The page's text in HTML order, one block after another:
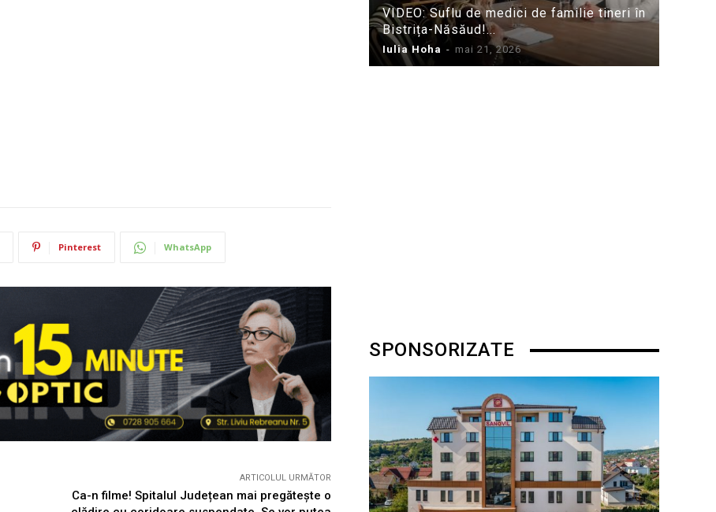
Pinterest WhatsApp
ARTICOLUL URMĂTOR
Ca-n filme! Spitalul Județean mai pregătește o
VIDEO: Suflu de medici de familie tineri în
Bistrița-Năsăud!...
Iulia Hoha - mai 21, 2026
SPONSORIZATE